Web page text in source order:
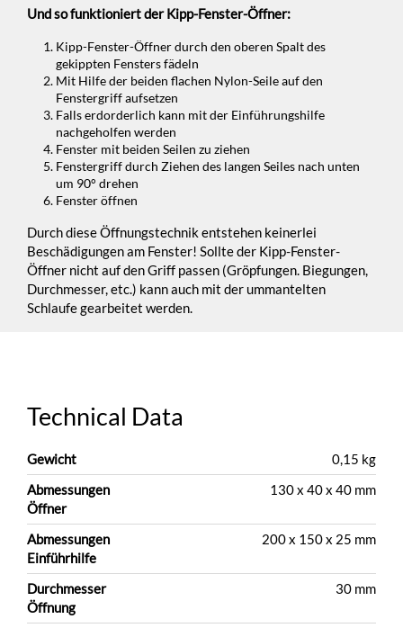
Und so funktioniert der Kipp-Fenster-Öffner:
Kipp-Fenster-Öffner durch den oberen Spalt des
gekippten Fensters fädeln
Mit Hilfe der beiden flachen Nylon-Seile auf den
Fenstergriff aufsetzen
Falls erdorderlich kann mit der Einführungshilfe
nachgeholfen werden
Fenster mit beiden Seilen zu ziehen
Fenstergriff durch Ziehen des langen Seiles nach unten
um 90° drehen
Fenster öffnen
Durch diese Öffnungstechnik entstehen keinerlei
Beschädigungen am Fenster! Sollte der Kipp-Fenster-
Öffner nicht auf den Griff passen (Gröpfungen. Biegungen,
Durchmesser, etc.) kann auch mit der ummantelten
Schlaufe gearbeitet werden.
Technical Data
Gewicht
0,15 kg
Abmessungen
Öffner
130 x 40 x 40 mm
Abmessungen
Einführhilfe
200 x 150 x 25 mm
Durchmesser
Öffnung
30 mm